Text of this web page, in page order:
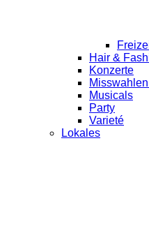
Hair &
Konzerte
Musicals
Party
Varieté
Lokales